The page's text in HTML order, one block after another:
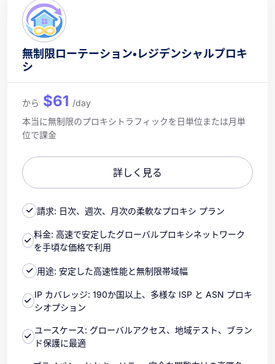
無制限ローテーション・レジデンシャルプロキ
シ
から $61 /day
本当に無制限のプロキシトラフィックを日単位または月単
位で課金
詳しく見る
請求: 日次、週次、月次の柔軟なプロキシ プラン
料金: 高速で安定したグローバルプロキシネットワーク
を手頃な価格で利用
用途: 安定した高速性能と無制限帯域幅
IP カバレッジ: 190か国以上、多様な ISP と ASN プロキ
シオプション
ユースケース: グローバルアクセス、地域テスト、ブラン
ド保護に最適